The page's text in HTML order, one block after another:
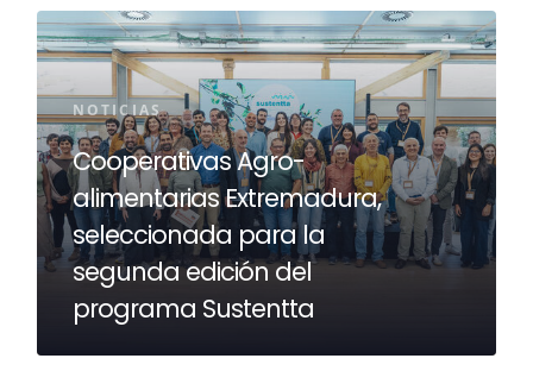
NOTICIAS
Cooperativas Agro-
alimentarias Extremadura,
seleccionada para la
segunda edición del
programa Sustentta